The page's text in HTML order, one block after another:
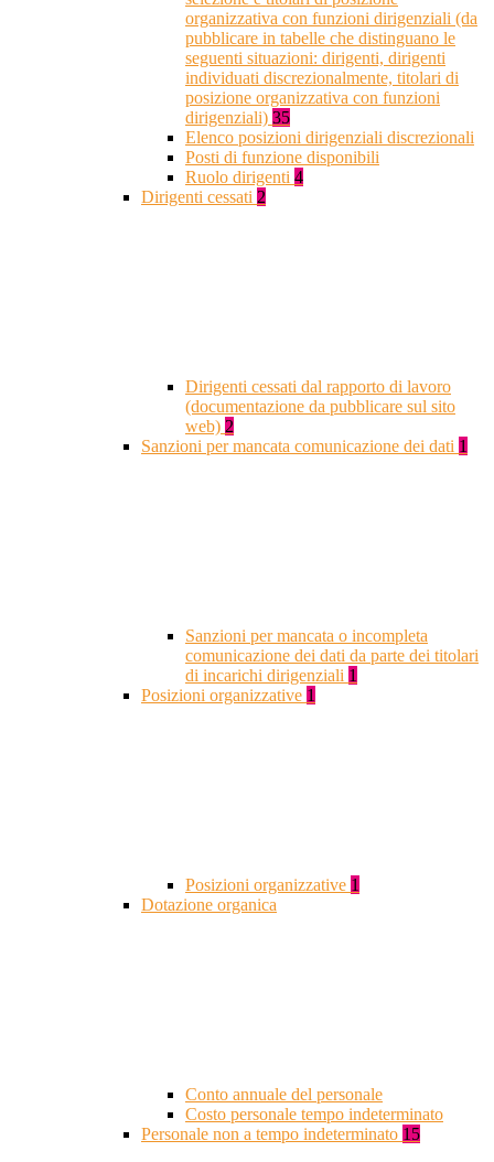
organizzativa con funzioni dirigenziali (da
pubblicare in tabelle che distinguano le
seguenti situazioni: dirigenti, dirigenti
individuati discrezionalmente, titolari di
posizione organizzativa con funzioni
dirigenziali) 35
Elenco posizioni dirigenziali discrezionali
Posti di funzione disponibili
Ruolo dirigenti 4
Dirigenti cessati 2
Dirigenti cessati dal rapporto di lavoro
(documentazione da pubblicare sul sito
web) 2
Sanzioni per mancata comunicazione dei dati 1
Sanzioni per mancata o incompleta
comunicazione dei dati da parte dei titolari
di incarichi dirigenziali 1
Posizioni organizzative 1
Posizioni organizzative 1
Dotazione organica
Conto annuale del personale
Costo personale tempo indeterminato
Personale non a tempo indeterminato 15